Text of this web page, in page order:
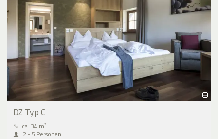
DZ Typ C
⤡ ca. 34 m²
2 - 5 Personen